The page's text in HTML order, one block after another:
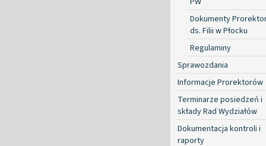
Dokumenty
ds. Filii w Płocku
Regulaminy
Sprawozdania
Informacje Prorektorów
Terminarze posiedzeń i
składy Rad Wydziałów
Dokumentacja kontroli i
raporty